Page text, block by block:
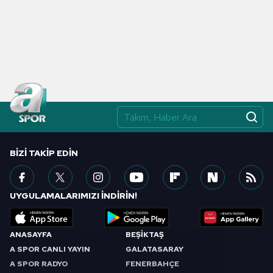
ANASAYFA
A SPOR CANLI YAYIN
A SPOR RADYO
BEŞİKTAŞ
GALATASARAY
FENERBAHÇE
BIZI TAKIP EDIN
UYGULAMALARIMIZI İNDİRİN!